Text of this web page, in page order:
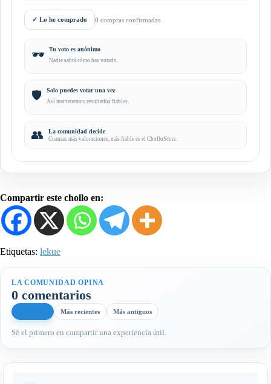
✓ Lo he comprado 0 compras confirmadas
🕶️ Tu voto es anónimo
Nadie sabrá cómo has votado.
🛡️ Solo puedes votar una vez
Así mantenemos resultados fiables.
👥 La comunidad decide
Cuantas más valoraciones, más fiable es el CholloScore.
Compartir este chollo en:
Etiquetas: lekue
LA COMUNIDAD OPINA
0 comentarios
Más recientes Más antiguos
Sé el primero en compartir una experiencia útil.